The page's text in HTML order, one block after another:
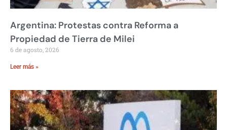
Argentina: Protestas contra Reforma a
Propiedad de Tierra de Milei
6 de agosto, 2026
Leer más »